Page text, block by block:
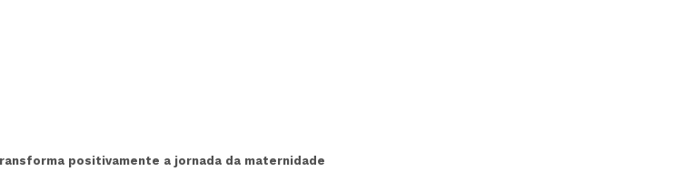
positivamente a jornada da maternidade